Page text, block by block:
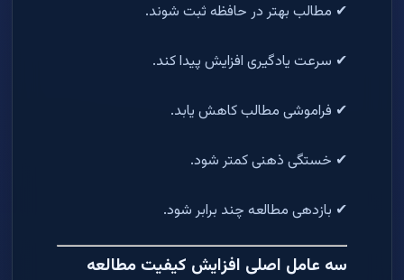
✔ مطالب بهتر در حافظه ثبت شوند.
✔ سرعت یادگیری افزایش پیدا کند.
✔ فراموشی مطالب کاهش یابد.
✔ خستگی ذهنی کمتر شود.
✔ بازدهی مطالعه چند برابر شود.
سه عامل اصلی افزایش کیفیت مطالعه